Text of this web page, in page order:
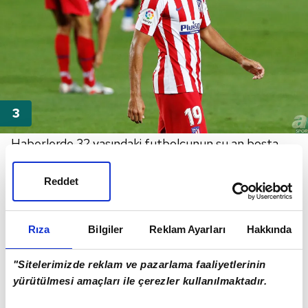
Rıza Bilgiler Reklam Ayarları Hakkında
"Sitelerimizde reklam ve pazarlama faaliyetlerinin
yürütülmesi amaçları ile çerezler kullanılmaktadır.
Reddet
Haberlerde 32 yaşındaki futbolcunun şu an boşta
olduğu hatırlatılarak Beşiktaş'ın en ciddi takımlardan
biri olduğunun altı çizildi.